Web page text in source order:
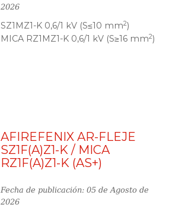
2026
SZ1MZ1-K 0,6/1 kV (S≤10 mm2)
MICA RZ1MZ1-K 0,6/1 kV (S≥16 mm2)
AFIREFENIX AR-FLEJE
SZ1F(A)Z1-K / MICA
RZ1F(A)Z1-K (AS+)
Fecha de publicación: 05 de Agosto de
2026